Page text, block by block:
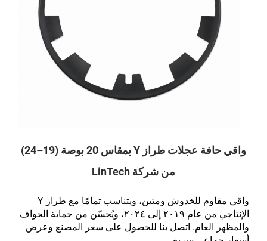
واقي حافة عجلات طراز Y بمقاس 20 بوصة (19–24)
من شركة LinTech
واقي مقاوم للخدوش ومتين، ويتناسب تمامًا مع طراز Y
الإنتاجي من عام ٢٠١٩ إلى ٢٠٢٤، ويُحسّن من حماية الحواف
والمظهر العام. اتصل بنا للحصول على سعر المصنع وعرض